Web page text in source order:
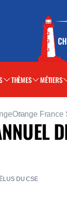
THÈMES MÉTIERS
Orange France
DU CSE
fenêtre)fenêtre)
(nouvelle
(nouvelle